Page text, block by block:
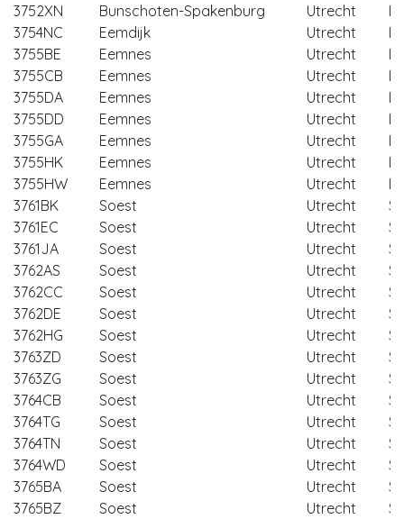
3752XN
Bunschoten-Spakenburg Utrecht
3754NC
Eemdijk Utrecht
3755BE
Eemnes Utrecht
3755CB
Eemnes Utrecht
3755DA
Eemnes Utrecht
3755DD
Eemnes Utrecht
3755GA
Eemnes Utrecht
3755HK
Eemnes Utrecht
3755HW
Eemnes Utrecht
3761BK
Soest Utrecht
3761EC
Soest Utrecht
3761JA
Soest Utrecht
3762AS
Soest Utrecht
3762CC
Soest Utrecht
3762DE
Soest Utrecht
3762HG
Soest Utrecht
3763ZD
Soest Utrecht
3763ZG
Soest Utrecht
3764CB
Soest Utrecht
3764TG
Soest Utrecht
3764TN
Soest Utrecht
3764WD
Soest Utrecht
3765BA
Soest Utrecht
3765BZ
Soest Utrecht